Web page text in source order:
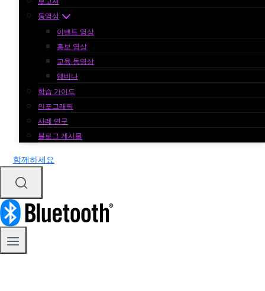
동영상
이벤트 영상
홍보 영상
교육 동영상
웨비나
학습 가이드
인포그래픽
사례 연구
블로그 게시물
함께하세요